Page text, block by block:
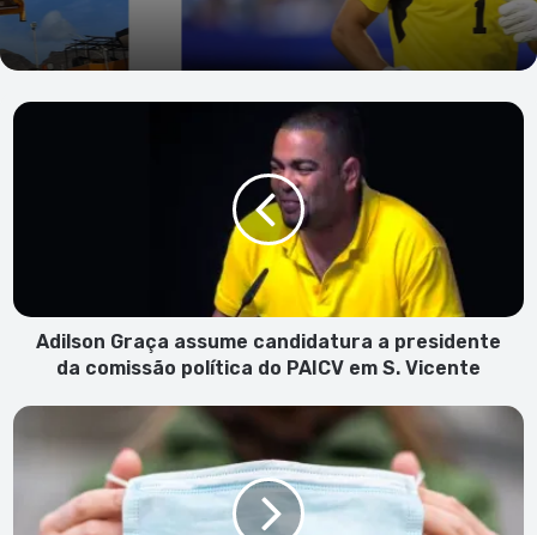
Adilson
política
S.
Adilson Graça assume candidatura a presidente
da comissão política do PAICV em S. Vicente
Grupo
entregar